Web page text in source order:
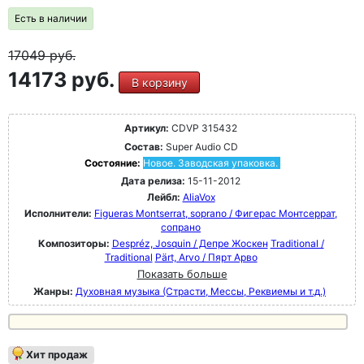
Есть в наличии
17049руб.
14173 руб. В корзину
Артикул: CDVP 315432
Состав: Super Audio CD
Состояние: Новое. Заводская упаковка.
Дата релиза: 15-11-2012
Лейбл: AliaVox
Исполнители: Figueras Montserrat, soprano / Фигерас Монтсеррат,
сопрано
Композиторы: Despréz, Josquin / Депре Жоскен Traditional /
Traditional Pärt, Arvo / Пярт Арво
Показать больше
Жанры: Духовная музыка (Страсти, Мессы, Реквиемы и т.д.)
Хит продаж